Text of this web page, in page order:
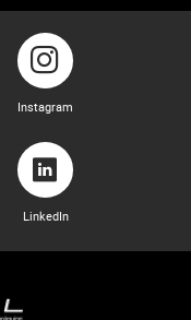
Instagram
LinkedIn